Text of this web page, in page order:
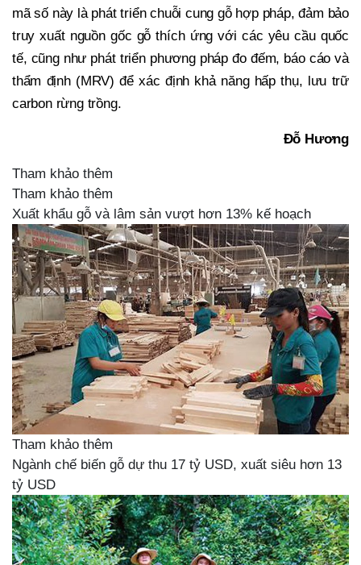
mã số này là phát triển chuỗi cung gỗ hợp pháp, đảm bảo
truy xuất nguồn gốc gỗ thích ứng với các yêu cầu quốc
tế, cũng như phát triển phương pháp đo đếm, báo cáo và
thẩm định (MRV) để xác định khả năng hấp thụ, lưu trữ
carbon rừng trồng.
Đỗ Hương
Tham khảo thêm
Tham khảo thêm
Xuất khẩu gỗ và lâm sản vượt hơn 13% kế hoạch
Tham khảo thêm
Ngành chế biến gỗ dự thu 17 tỷ USD, xuất siêu hơn 13
tỷ USD